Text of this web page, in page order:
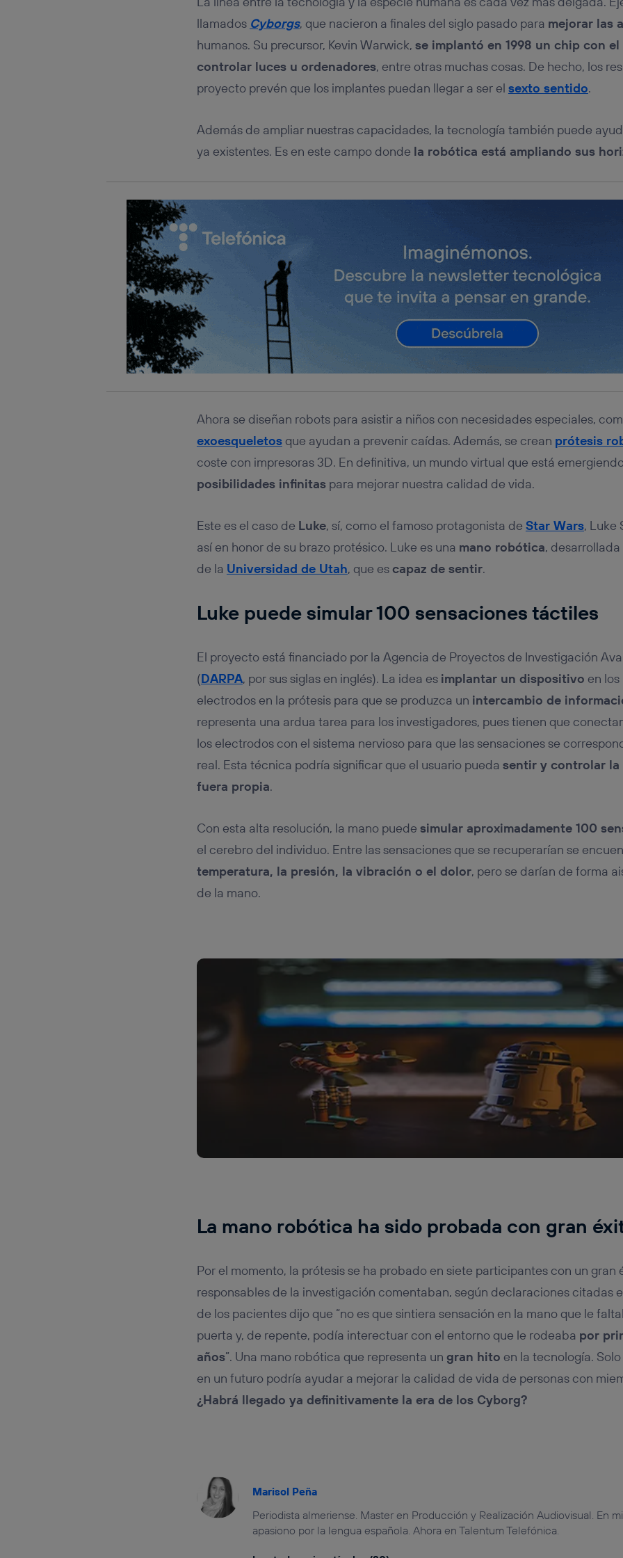
llamados Cyborgs, que nacieron a finales del siglo pasado para mejorar las
humanos. Su precursor, Kevin Warwick, se implantó en 1998 un chip con
controlar luces u ordenadores, entre otras muchas cosas. De hecho, los
proyecto prevén que los implantes puedan llegar a ser el sexto sentido.
Además de ampliar nuestras capacidades, la tecnología también puede
ya existentes. Es en este campo donde la robótica está ampliando sus
Ahora se diseñan robots para asistir a niños con necesidades especiales,
exoesqueletosque ayudan a prevenir caídas. Además, se crean prótesis
coste con impresoras 3D. En definitiva, un mundo virtual que está
posibilidades infinitaspara mejorar nuestra calidad de vida.
Este es el caso de Luke, sí, como el famoso protagonista de Star Wars, Luke
así en honor de su brazo protésico. Luke es una mano robótica,
de la Universidad de Utah, que escapaz de sentir.
Luke puede simular 100 sensaciones táctiles
El proyecto está financiado por la Agencia de Proyectos de Investigación
(DARPA, por sus siglas en inglés). La idea es implantar un dispositivo en
electrodos en la prótesis para que se produzca un intercambio de
representa una ardua tarea para los investigadores, pues tienen que
los electrodos con el sistema nervioso para que las sensaciones se
real. Esta técnica podría significar que el usuario pueda sentir y controlar la
fuera propia.
Con esta alta resolución, la mano puede simular aproximadamente 100
el cerebro del individuo. Entre las sensaciones que se recuperarían se
temperatura, la presión, la vibración o el dolor, pero se darían de forma
de la mano.
La mano robótica ha sido probada con gran
Por el momento, la prótesis se ha probado en siete participantes con un gran
responsables de la investigación comentaban, según declaraciones citadas
de los pacientes dijo que “no es que sintiera sensación en la mano que le
puerta y, de repente, podía interectuar con el entorno que le rodeaba por
años”. Una mano robótica que representa un gran hito en la tecnología.
en un futuro podría ayudar a mejorar la calidad de vida de personas con
¿Habrá llegado ya definitivamente la era de los Cyborg?
Marisol Peña
Periodista almeriense. Master en Producción y Realización Audiovisual. En
apasiono por la lengua española. Ahora en Talentum Telefónica.
conecte su dispositivo y consienta el uso de la tecnología recibirá el mismo
Típicamente:
Si utilizas unaconexión de banda ancha(p. ej., Wi-Fi), el marketing o
realizará en función de las actividades de navegación de los miembros del
hayan dado su consentimiento.
Si utilizasdatos móviles, el marketing será más personalizado, ya que se
Puedes gestionar los consentimientos Utiq seleccionando “Administrar Utiq”
inferior de esta página web o visitando el portal de privacidad de Utiq
Para más información, consulta la política de privacidad de Utiq.